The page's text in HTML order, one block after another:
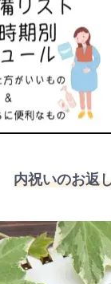
内祝いのお返